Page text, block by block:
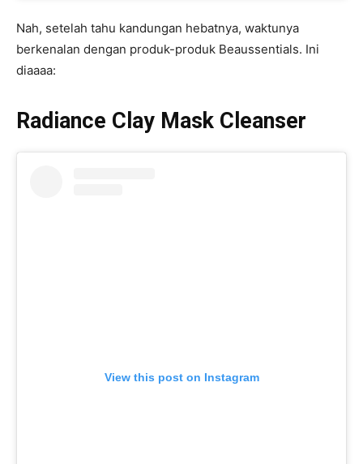
Nah, setelah tahu kandungan hebatnya, waktunya
berkenalan dengan produk-produk Beaussentials. Ini
diaaaa:
Radiance Clay Mask Cleanser
View this post on Instagram